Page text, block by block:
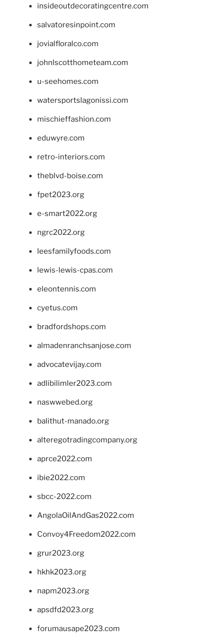
insideoutdecoratingcentre.com
salvatoresinpoint.com
jovialfloralco.com
johnlscotthometeam.com
u-seehomes.com
watersportslagonissi.com
mischieffashion.com
eduwyre.com
retro-interiors.com
theblvd-boise.com
fpet2023.org
e-smart2022.org
ngrc2022.org
leesfamilyfoods.com
lewis-lewis-cpas.com
eleontennis.com
cyetus.com
bradfordshops.com
almadenranchsanjose.com
advocatevijay.com
adlibilimler2023.com
naswwebed.org
balithut-manado.org
alteregotradingcompany.org
aprce2022.com
ibie2022.com
sbcc-2022.com
AngolaOilAndGas2022.com
Convoy4Freedom2022.com
grur2023.org
hkhk2023.org
napm2023.org
apsdfd2023.org
forumausape2023.com